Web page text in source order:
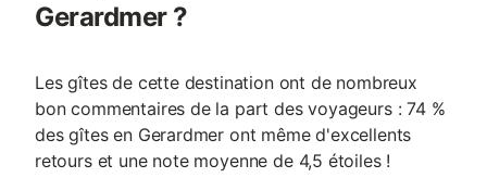
Gerardmer ?
Les gîtes de cette destination ont de nombreux
bon commentaires de la part des voyageurs : 74 %
des gîtes en Gerardmer ont même d'excellents
retours et une note moyenne de 4,5 étoiles !